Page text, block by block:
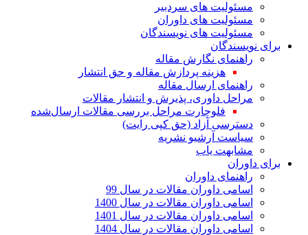
مسئولیت های سردبیر
مسئولیت های داوران
مسئولیت های نویسندگان
برای نویسندگان
راهنمای نگارش مقاله
هزینه پردازش مقاله و حق انتشار
راهنمای ارسال مقاله
مراحل داوری، پذیرش و انتشار مقالات
فلوچارت مراحل بررسی مقالات ارسال‌شده
دسترسی آزاد (حق کپی رایت)
سیاست آرشیو نشریه
مشابهت یاب
برای داوران
راهنمای داوران
اسامی داوران مقالات در سال 99
اسامی داوران مقالات در سال 1400
اسامی داوران مقالات در سال 1401
اسامی داوران مقالات در سال 1404